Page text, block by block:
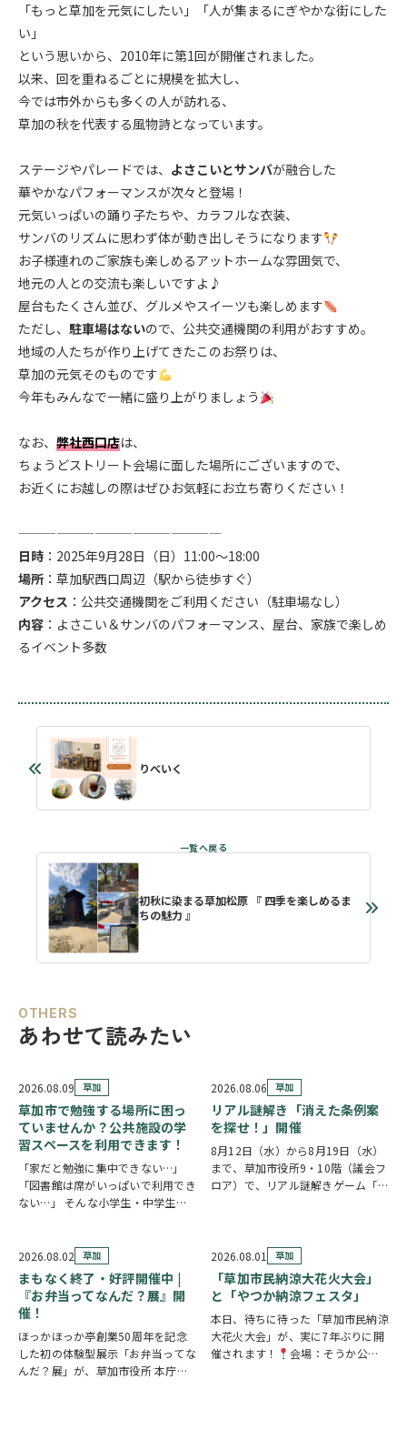
「もっと草加を元気にしたい」「人が集まるにぎやかな街にした
い」
という思いから、2010年に第1回が開催されました。
以来、回を重ねるごとに規模を拡大し、
今では市外からも多くの人が訪れる、
草加の秋を代表する風物詩となっています。
ステージやパレードでは、 よさこいとサンバが融合した
華やかなパフォーマンスが次々と登場！
元気いっぱいの踊り子たちや、カラフルな衣装、
サンバのリズムに思わず体が動き出しそうになります
お子様連れのご家族も楽しめるアットホームな雰囲気で、
地元の人との交流も楽しいですよ♪
屋台もたくさん並び、グルメやスイーツも楽しめます
ただし、 駐車場はないので、公共交通機関の利用がおすすめ。
地域の人たちが作り上げてきたこのお祭りは、
草加の元気そのものです
今年もみんなで一緒に盛り上がりましょう
なお、 弊社西口店は、
ちょうどストリート会場に面した場所にございますので、
お近くにお越しの際はぜひお気軽にお立ち寄りください！
————————————————
日時 ：2025年9月28日（日）11:00〜18:00
場所 ：草加駅西口周辺（駅から徒歩すぐ）
アクセス ：公共交通機関をご利用ください（駐車場なし）
内容 ：よさこい＆サンバのパフォーマンス、屋台、家族で楽しめ
るイベント多数
りべいく
初秋に染まる草加松原 『 四季を楽しめるま
ちの魅力 』
OTHERS
あわせて読みたい
2026.08.09 草加
草加市で勉強する場所に困っ
ていませんか？公共施設の学
習スペースを利用できます！
「家だと勉強に集中できない…」
「図書館は席がいっぱいで利用でき
ない…」 そんな小学生・中学生・
の一部を学習スペースとして開放し
ています。 予約不要・先着順で利
用できる施設が多く…
2026.08.06 草加
リアル謎解き「消えた条例案
を探せ！」開催
8月12日（水）から8月19日（水）
まで、草加市役所9・10階（議会フ
ロア）で、リアル謎解きゲーム「消
謎を解きながら、行方不明となった
「ある条例…
2026.08.02 草加
まもなく終了・好評開催中 |
『お弁当ってなんだ？展』開
催！
ほっかほっか亭創業50周年を記念
した初の体験型展示「お弁当ってな
んだ？展」が、草加市役所 本庁舎1
2026.08.01 草加
「草加市民納涼大花火大会」
と「やつか納涼フェスタ」
本日、待ちに待った「草加市民納涼
大花火大会」が、実に7年ぶりに開
催されます！
会場：そうか公園